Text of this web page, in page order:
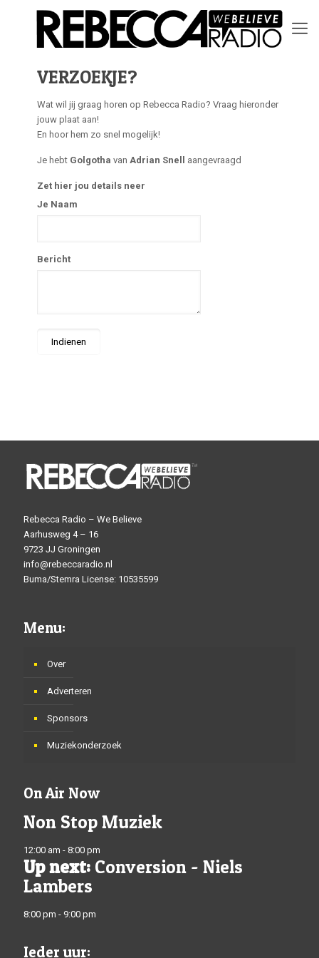
VERZOEKJE?
Wat wil jij graag horen op Rebecca Radio? Vraag hieronder
jouw plaat aan!
En hoor hem zo snel mogelijk!
Je hebt Golgotha van Adrian Snell aangevraagd
Zet hier jou details neer
Je Naam
Bericht
Rebecca Radio – We Believe
Aarhusweg 4 – 16
9723 JJ Groningen
info@rebeccaradio.nl
Buma/Stemra License: 10535599
Menu:
Over
Adverteren
Sponsors
Muziekonderzoek
On Air Now
Non Stop Muziek
12:00 am - 8:00 pm
Up next: Conversion - Niels
Lambers
8:00 pm - 9:00 pm
Ieder uur: